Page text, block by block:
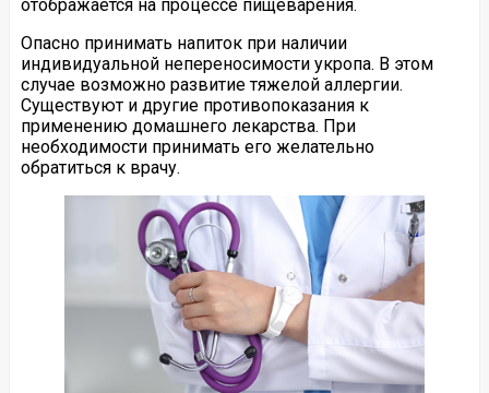
отображается на процессе пищеварения.
Опасно принимать напиток при наличии
индивидуальной непереносимости укропа. В этом
случае возможно развитие тяжелой аллергии.
Существуют и другие противопоказания к
применению домашнего лекарства. При
необходимости принимать его желательно
обратиться к врачу.